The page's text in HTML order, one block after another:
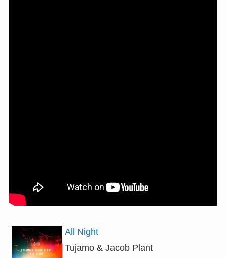
All Night
Tujamo & Jacob Plant